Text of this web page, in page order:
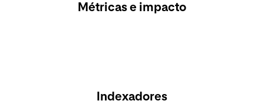
Métricas e impacto
Indexadores